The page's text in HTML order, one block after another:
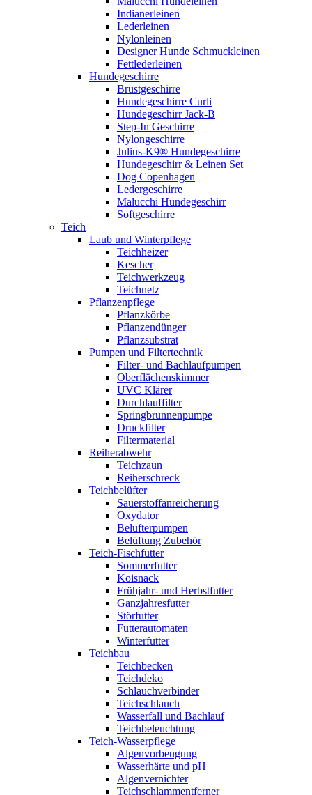
Indianerleinen
Lederleinen
Nylonleinen
Designer Hunde Schmuckleinen
Fettlederleinen
Hundegeschirre
Brustgeschirre
Hundegeschirre Curli
Hundegeschirr Jack-B
Step-In Geschirre
Nylongeschirre
Julius-K9® Hundegeschirre
Hundegeschirr & Leinen Set
Dog Copenhagen
Ledergeschirre
Malucchi Hundegeschirr
Softgeschirre
Teich
Laub und Winterpflege
Teichheizer
Kescher
Teichwerkzeug
Teichnetz
Pflanzenpflege
Pflanzkörbe
Pflanzendünger
Pflanzsubstrat
Pumpen und Filtertechnik
Filter- und Bachlaufpumpen
Oberflächenskimmer
UVC Klärer
Durchlauffilter
Springbrunnenpumpe
Druckfilter
Filtermaterial
Reiherabwehr
Teichzaun
Reiherschreck
Teichbelüfter
Sauerstoffanreicherung
Oxydator
Belüfterpumpen
Belüftung Zubehör
Teich-Fischfutter
Sommerfutter
Koisnack
Frühjahr- und Herbstfutter
Ganzjahresfutter
Störfutter
Futterautomaten
Winterfutter
Teichbau
Teichbecken
Teichdeko
Schlauchverbinder
Teichschlauch
Wasserfall und Bachlauf
Teichbeleuchtung
Teich-Wasserpflege
Algenvorbeugung
Wasserhärte und pH
Algenvernichter
Teichschlammentferner